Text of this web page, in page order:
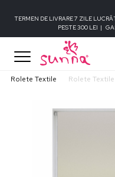
TERMEN DE LIVRARE 7 ZILE
PESTE 300 LEI |
Rolete Textile Rolete